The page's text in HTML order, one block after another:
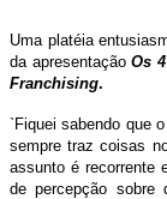
Uma platéia
da apresentaçãoOs
Franchising.
`Fiquei sabendo que
sempre traz coisas
assunto é recorrente
de percepção sobre